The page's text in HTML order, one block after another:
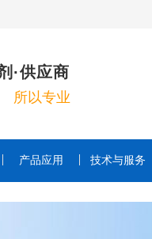
·供应商
所以专业
产品应用 技术与服务